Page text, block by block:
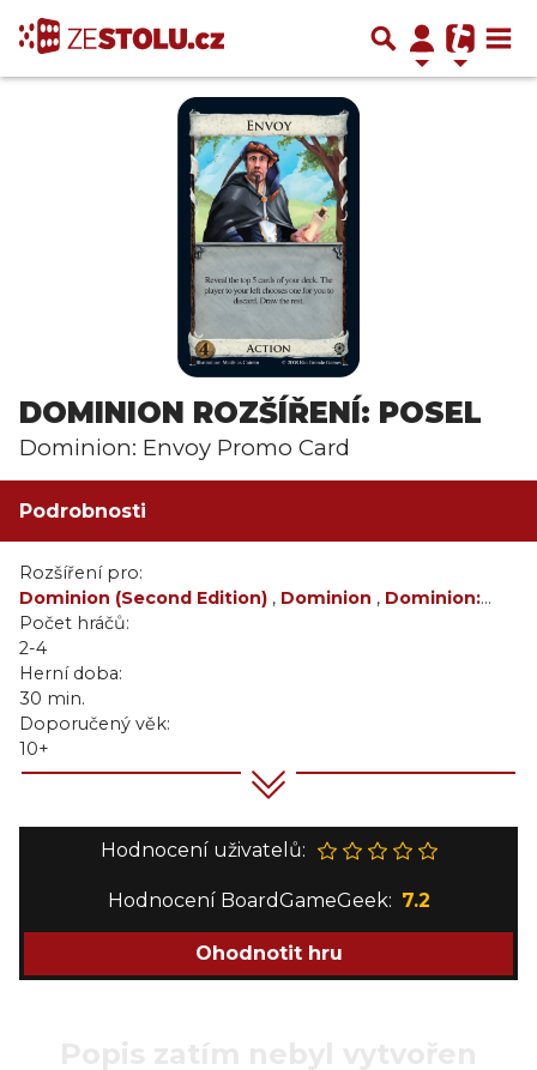
DOMINION ROZŠÍŘENÍ: POSEL
Dominion: Envoy Promo Card
Podrobnosti
Rozšíření pro:
Dominion (Second Edition) , Dominion , Dominion:
Intriky
Počet hráčů:
2-4
Herní doba:
30 min.
Doporučený věk:
10+
Hodnocení uživatelů:
Hodnocení BoardGameGeek: 7.2
Ohodnotit hru